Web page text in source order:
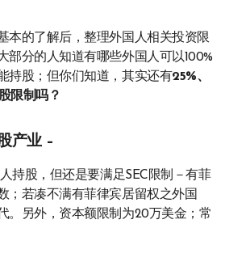
本的了解后，整理外国人相关投资限
部分的人知道有哪些外国人可以100%
持股；但你们知道，其实还有25%、
限制吗？
产业 –
持股，但还是要满足SEC限制－有菲
；若凑不满有菲律宾居留权之外国
。另外，资本额限制为20万美金；常